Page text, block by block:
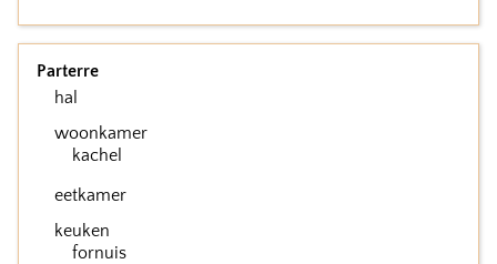
Parterre
hal
woonkamer
kachel
eetkamer
keuken
fornuis